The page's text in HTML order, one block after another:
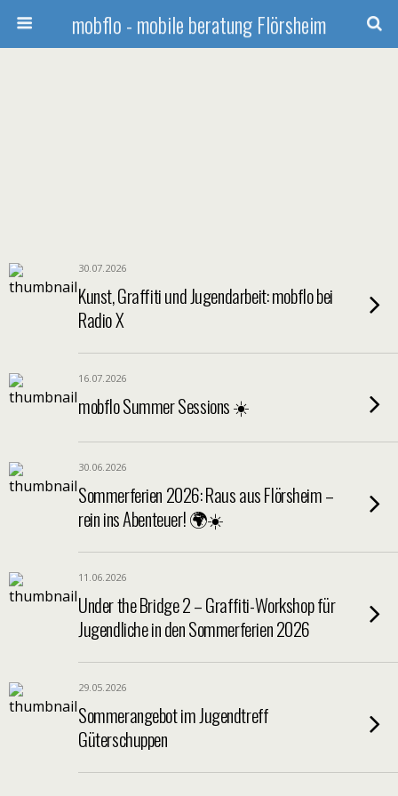
mobflo - mobile beratung Flörsheim
30.07.2026
Kunst, Graffiti und Jugendarbeit: mobflo bei
Radio X
16.07.2026
mobflo Summer Sessions ☀️
30.06.2026
Sommerferien 2026: Raus aus Flörsheim –
rein ins Abenteuer! 🌍☀️
11.06.2026
Under the Bridge 2 – Graffiti-Workshop für
Jugendliche in den Sommerferien 2026
29.05.2026
Sommerangebot im Jugendtreff
Güterschuppen